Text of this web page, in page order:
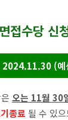
접수당 신
(예
오는 11월 30
종료 될 수 있